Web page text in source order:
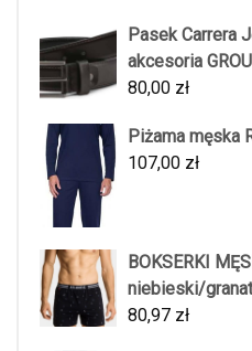
Pasek Carrera
akcesoria
80,00 zł
Piżama męska
107,00 zł
BOKSERKI
niebieski/
80,97 zł